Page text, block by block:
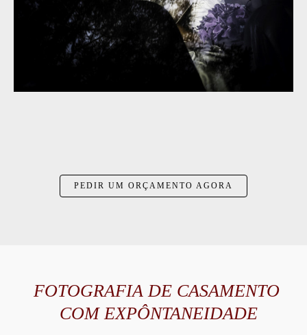
PEDIR UM ORÇAMENTO AGORA
FOTOGRAFIA DE CASAMENTO
COM EXPÔNTANEIDADE